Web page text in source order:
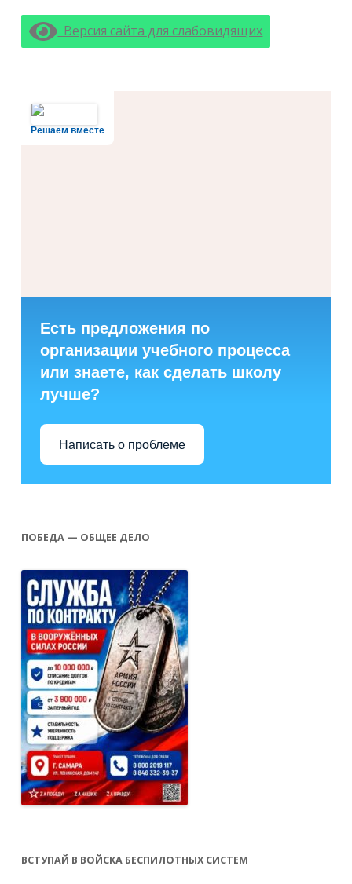
Версия сайта для слабовидящих
Решаем вместе
Есть предложения по
организации учебного процесса
или знаете, как сделать школу
лучше?
Написать о проблеме
ПОБЕДА — ОБЩЕЕ ДЕЛО
ВСТУПАЙ В ВОЙСКА БЕСПИЛОТНЫХ СИСТЕМ